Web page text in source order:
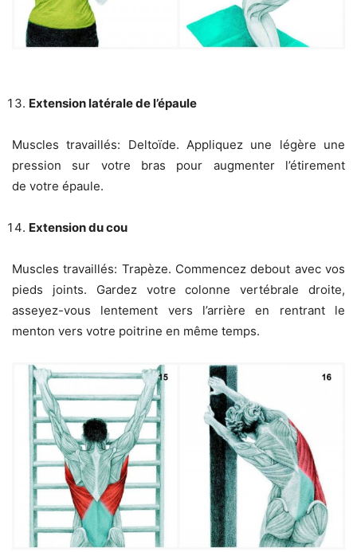
Extension latérale de l’épaule
Muscles travaillés: Deltoïde. Appliquez une légère une
pression sur votre bras pour augmenter l’étirement
de votre épaule.
Extension du cou
Muscles travaillés: Trapèze. Commencez debout avec vos
pieds joints. Gardez votre colonne vertébrale droite,
asseyez-vous lentement vers l’arrière en rentrant le
menton vers votre poitrine en même temps.